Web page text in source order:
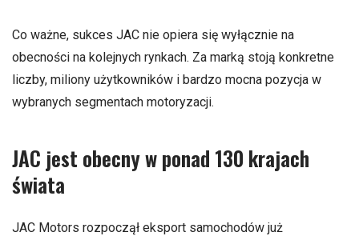
Co ważne, sukces JAC nie opiera się wyłącznie na
obecności na kolejnych rynkach. Za marką stoją konkretne
liczby, miliony użytkowników i bardzo mocna pozycja w
wybranych segmentach motoryzacji.
JAC jest obecny w ponad 130 krajach
świata
JAC Motors rozpoczął eksport samochodów już